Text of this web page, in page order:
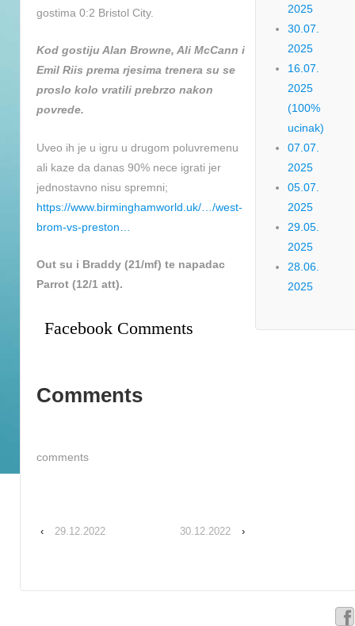
gostima 0:2 Bristol City.
Kod gostiju Alan Browne, Ali McCann i
Emil Riis prema rjesima trenera su se
proslo kolo vratili prebrzo nakon
povrede.
Uveo ih je u igru u drugom poluvremenu
ali kaze da danas 90% nece igrati jer
jednostavno nisu spremni;
https://www.birminghamworld.uk/…/west-
brom-vs-preston…
Out su i Braddy (21/mf) te napadac
Parrot (12/1 att).
Facebook Comments
Comments
comments
‹ 29.12.2022 30.12.2022 ›
2025
30.07.
2025
16.07.
2025
(100%
ucinak)
07.07.
2025
05.07.
2025
29.05.
2025
28.06.
2025